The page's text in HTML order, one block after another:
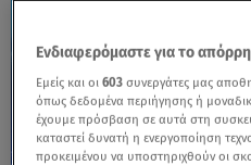
Ενδιαφερόμαστε για το
Εμείς και οι603 συνεργάτες μας
όπως δεδομένα περιήγησης ή
έχουμε πρόσβαση σε αυτά στη
καταστεί δυνατή η ενεργοποίηση
προκειμένου να υποστηριχθούν οι